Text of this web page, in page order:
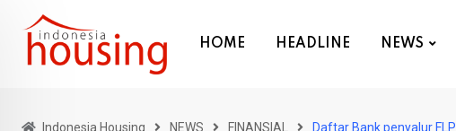
content
HOME HEADLINE NEWS
Indonesia Housing NEWS FINANSIAL Daftar Bank penyalur